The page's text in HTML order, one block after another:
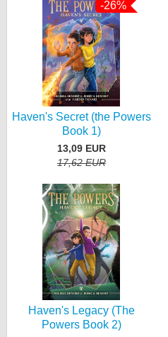
-26%
Haven's Secret (the Powers
Book 1)
13,09 EUR
17,62 EUR
Haven's Legacy (The
Powers Book 2)